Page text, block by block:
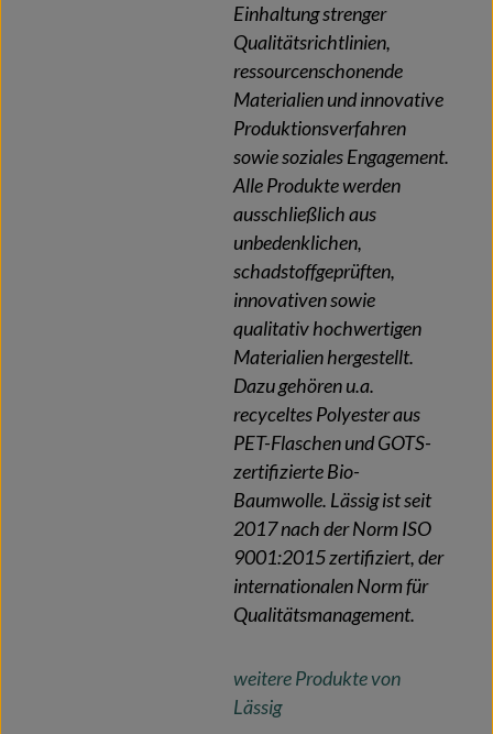
Einhaltung strenger
Qualitätsrichtlinien,
ressourcenschonende
Materialien und innovative
Produktionsverfahren
sowie soziales Engagement.
Alle Produkte werden
ausschließlich aus
unbedenklichen,
schadstoffgeprüften,
innovativen sowie
qualitativ hochwertigen
Materialien hergestellt.
Dazu gehören u.a.
recyceltes Polyester aus
PET-Flaschen und GOTS-
zertifizierte Bio-
Baumwolle. Lässig ist seit
2017 nach der Norm ISO
9001:2015 zertifiziert, der
internationalen Norm für
Qualitätsmanagement.
weitere Produkte von
Lässig